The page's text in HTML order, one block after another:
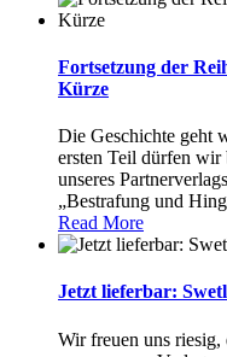
Fortsetzung der
Kürze
Die Geschichte geht
ersten Teil dürfen wir
unseres
„Bestrafung und
Read More
Jetzt lieferbar:
Wir freuen uns riesig,